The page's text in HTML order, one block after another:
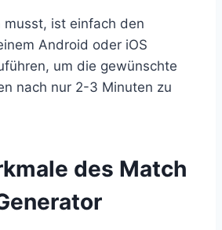
ist einfach den
Android oder iOS
um die gewünschte
nach nur 2-3 Minuten zu
des Match